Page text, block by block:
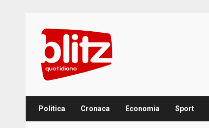
content
Politica Cronaca Economia Sport